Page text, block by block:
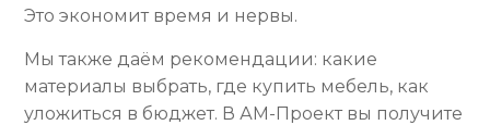
Это экономит время и нервы.
Мы также даём рекомендации: какие
материалы выбрать, где купить мебель, как
уложиться в бюджет. В АМ-Проект вы получите